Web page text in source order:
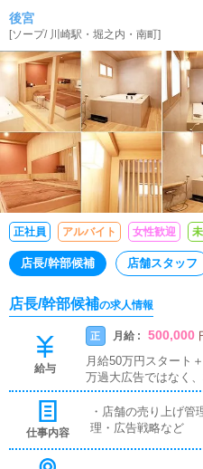
後宮
[ソープ/ 川崎駅・堀之内・南町]
正社員 アルバイト 女性歓迎
店長/幹部候補 店舗スタッフ
店長/幹部候補の求人情報
給与
正 月給 : 500,000
月給50万円スタート
万過大広告ではなく
仕事内容
・店舗の売り上げ管
理・広告戦略など